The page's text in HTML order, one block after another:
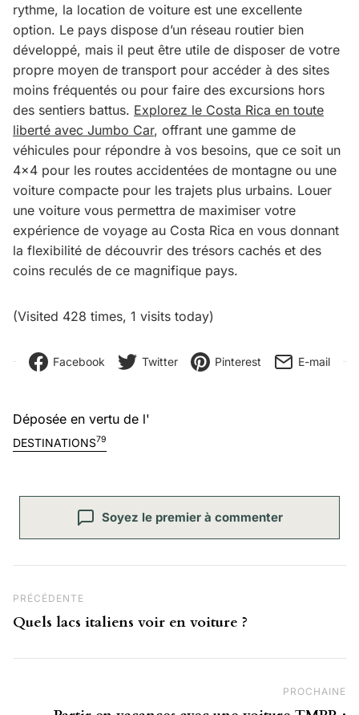
rythme, la location de voiture est une excellente
option. Le pays dispose d’un réseau routier bien
développé, mais il peut être utile de disposer de votre
propre moyen de transport pour accéder à des sites
moins fréquentés ou pour faire des excursions hors
des sentiers battus. Explorez le Costa Rica en toute
liberté avec Jumbo Car, offrant une gamme de
véhicules pour répondre à vos besoins, que ce soit un
4×4 pour les routes accidentées de montagne ou une
voiture compacte pour les trajets plus urbains. Louer
une voiture vous permettra de maximiser votre
expérience de voyage au Costa Rica en vous donnant
la flexibilité de découvrir des trésors cachés et des
coins reculés de ce magnifique pays.
(Visited 428 times, 1 visits today)
Facebook Twitter Pinterest E-mail
Déposée en vertu de l'
DESTINATIONS79
Soyez le premier à commenter
Post Précédent
PRÉCÉDENTE
Quels lacs italiens voir en voiture ?
PROCHAINE